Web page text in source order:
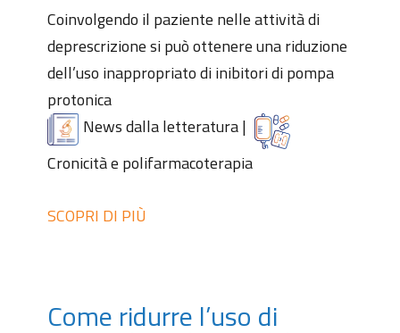
Coinvolgendo il paziente nelle attività di
deprescrizione si può ottenere una riduzione
dell’uso inappropriato di inibitori di pompa
protonica
News dalla letteratura|
Cronicità e polifarmacoterapia
SCOPRI DI PIÙ
Come ridurre l’uso di